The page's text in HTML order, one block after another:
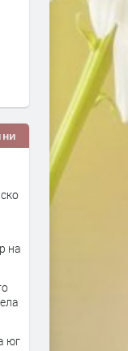
на
юг